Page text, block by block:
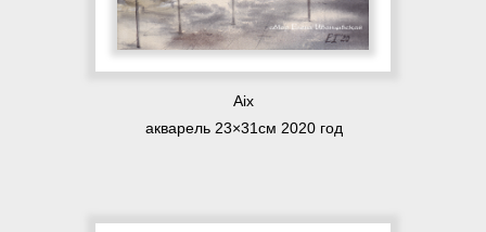
Aix
акварель 23×31см 2020 год